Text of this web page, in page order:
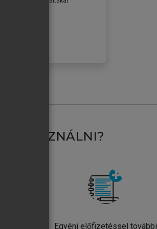
HASZNÁLNI?
Egyéni előfizetéssel további